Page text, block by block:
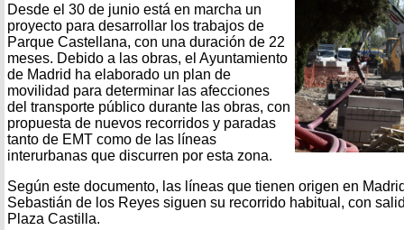
Desde el 30 de junio está en marcha un
proyecto para desarrollar los trabajos de
Parque Castellana, con una duración de 22
meses. Debido a las obras, el Ayuntamiento
de Madrid ha elaborado un plan de
movilidad para determinar las afecciones
del transporte público durante las obras, con
propuesta de nuevos recorridos y paradas
tanto de EMT como de las líneas
interurbanas que discurren por esta zona.
Según este documento, las líneas que tienen origen en
Sebastián de los Reyes siguen su recorrido habitual, con
Plaza Castilla.